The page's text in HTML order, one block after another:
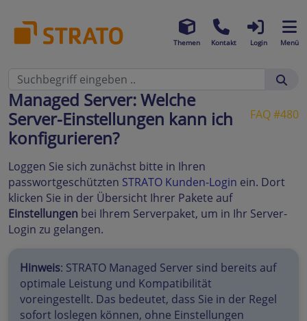
Themen Kontakt Login Menü
FAQ #480
Managed Server: Welche
Server-Einstellungen kann ich
konfigurieren?
Loggen Sie sich zunächst bitte in Ihren
passwortgeschützten STRATO Kunden-Login ein. Dort
klicken Sie in der Übersicht Ihrer Pakete auf
Einstellungen bei Ihrem Serverpaket, um in Ihr Server-
Login zu gelangen.
Hinweis: STRATO Managed Server sind bereits auf
optimale Leistung und Kompatibilität
voreingestellt. Das bedeutet, dass Sie in der Regel
sofort loslegen können, ohne Einstellungen